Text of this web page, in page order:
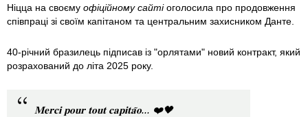
Ніцца на своєму офіційному сайтіоголосила про продовження
співпраці зі своїм капітаном та центральним захисником Данте.
40-річний бразилець підписав із "орлятами" новий контракт, який
розрахований до літа 2025 року.
𝐌𝐞𝐫𝐜𝐢 𝐩𝐨𝐮𝐫 𝐭𝐨𝐮𝐭 𝐜𝐚𝐩𝐢𝐭𝐚̃𝐨... ❤️🖤